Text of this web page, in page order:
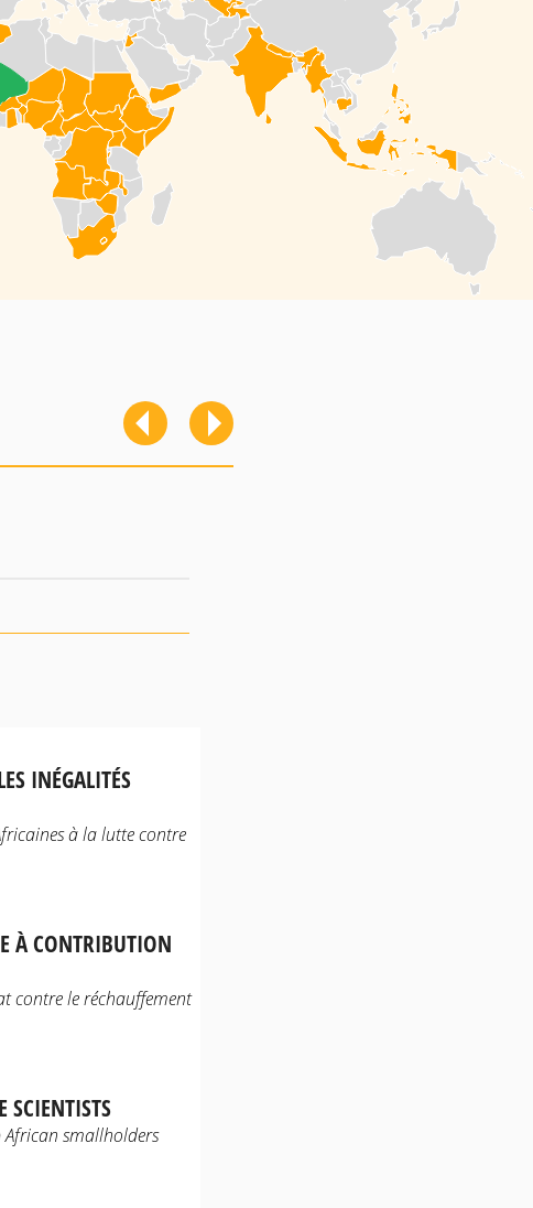
INÉGALITÉS
à la lutte contre
À CONTRIBUTION
contre le réchauffement
African smallholders